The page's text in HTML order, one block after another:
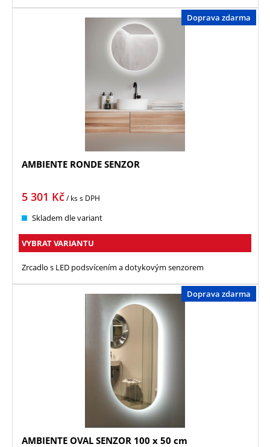
Doprava zdarma
AMBIENTE RONDE SENZOR
5 301 Kč/ kss DPH
Skladem dle variant
VYBRAT VARIANTU
Zrcadlo s LED podsvícením a dotykovým senzorem
Doprava zdarma
AMBIENTE OVAL SENZOR 100 x 50 cm